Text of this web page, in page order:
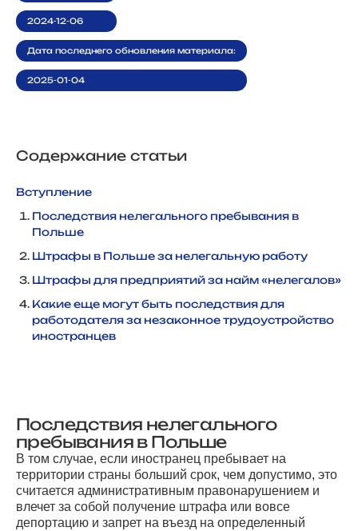
2024-12-06
Дата последнего обновления материала:
2025-01-04
Содержание статьи
Вступление
Последствия нелегального пребывания в
Польше
Штрафы в Польше за нелегальную работу
Штрафы для предприятий за найм «нелегалов»
Какие еще могут быть последствия для
работодателя за незаконное трудоустройство
иностранцев
Последствия нелегального
пребывания в Польше
В том случае, если иностранец пребывает на
территории страны больший срок, чем допустимо, это
считается административным правонарушением и
влечет за собой получение штрафа или вовсе
депортацию и запрет на въезд на определенный